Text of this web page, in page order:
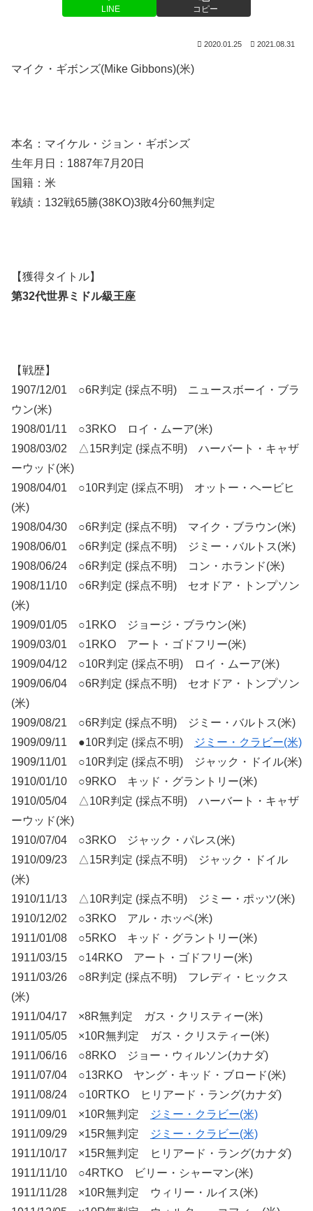
LINE コピー
2020.01.25 2021.08.31
マイク・ギボンズ(Mike Gibbons)(米)
本名：マイケル・ジョン・ギボンズ
生年月日：1887年7月20日
国籍：米
戦績：132戦65勝(38KO)3敗4分60無判定
【獲得タイトル】
第32代世界ミドル級王座
【戦歴】
1907/12/01 ○6R判定 (採点不明) ニュースボーイ・ブラ
ウン(米)
1908/01/11 ○3RKO ロイ・ムーア(米)
1908/03/02 △15R判定 (採点不明) ハーバート・キャザ
ーウッド(米)
1908/04/01 ○10R判定 (採点不明) オットー・ヘービヒ
(米)
1908/04/30 ○6R判定 (採点不明) マイク・ブラウン(米)
1908/06/01 ○6R判定 (採点不明) ジミー・バルトス(米)
1908/06/24 ○6R判定 (採点不明) コン・ホランド(米)
1908/11/10 ○6R判定 (採点不明) セオドア・トンプソン
(米)
1909/01/05 ○1RKO ジョージ・ブラウン(米)
1909/03/01 ○1RKO アート・ゴドフリー(米)
1909/04/12 ○10R判定 (採点不明) ロイ・ムーア(米)
1909/06/04 ○6R判定 (採点不明) セオドア・トンプソン
(米)
1909/08/21 ○6R判定 (採点不明) ジミー・バルトス(米)
1909/09/11 ●10R判定 (採点不明)
ジミー・クラビー(米)
1909/11/01 ○10R判定 (採点不明) ジャック・ドイル(米)
1910/01/10 ○9RKO キッド・グラントリー(米)
1910/05/04 △10R判定 (採点不明) ハーバート・キャザ
ーウッド(米)
1910/07/04 ○3RKO ジャック・パレス(米)
1910/09/23 △15R判定 (採点不明) ジャック・ドイル
(米)
1910/11/13 △10R判定 (採点不明) ジミー・ポッツ(米)
1910/12/02 ○3RKO アル・ホッペ(米)
1911/01/08 ○5RKO キッド・グラントリー(米)
1911/03/15 ○14RKO アート・ゴドフリー(米)
1911/03/26 ○8R判定 (採点不明) フレディ・ヒックス
(米)
1911/04/17 ×8R無判定 ガス・クリスティー(米)
1911/05/05 ×10R無判定 ガス・クリスティー(米)
1911/06/16 ○8RKO ジョー・ウィルソン(カナダ)
1911/07/04 ○13RKO ヤング・キッド・ブロード(米)
1911/08/24 ○10RTKO ヒリアード・ラング(カナダ)
1911/09/01 ×10R無判定
ジミー・クラビー(米)
1911/09/29 ×15R無判定
ジミー・クラビー(米)
1911/10/17 ×15R無判定 ヒリアード・ラング(カナダ)
1911/11/10 ○4RTKO ビリー・シャーマン(米)
1911/11/28 ×10R無判定 ウィリー・ルイス(米)